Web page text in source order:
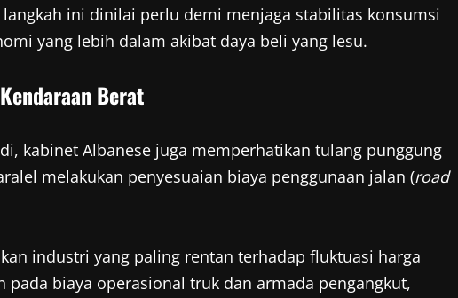
ini dinilai perlu demi menjaga stabilitas konsumsi
yang lebih dalam akibat daya beli yang lesu.
Berat
kabinet Albanese juga memperhatikan tulang punggung
melakukan penyesuaian biaya penggunaan jalan (road
industri yang paling rentan terhadap fluktuasi harga
pada biaya operasional truk dan armada pengangkut,